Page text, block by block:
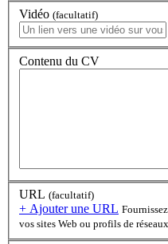
Vidéo (facultatif)
Contenu du CV
URL (facultatif)
+ Ajouter une URL
vos sites Web ou profils de